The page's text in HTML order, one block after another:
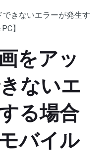
きないエラーが発生す
】
をアッ
ないエ
る場合
バイル